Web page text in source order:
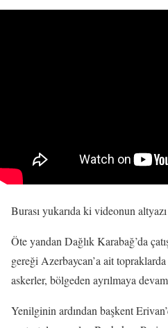
Burası yukarıda ki videonun
Öte yandan Dağlık Karabağ’da
gereği Azerbaycan’a ait
askerler, bölgeden ayrılmaya
Yenilginin ardından başkent